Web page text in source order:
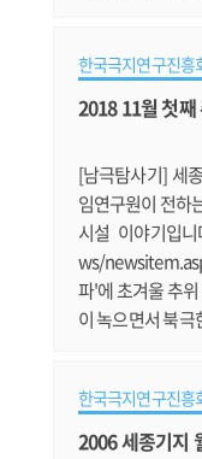
로 하고 있다. 30
것 남극빙하는 눈
한국극지연구진흥
2018 11월 첫째
[남극탐사기] 세
임연구원이 전하
시설 이야기입
ws/
파'에 초겨울 추
이 녹으면서 북극
극지연구소의 극
https://
한국극지연구진흥
2006 세종기지